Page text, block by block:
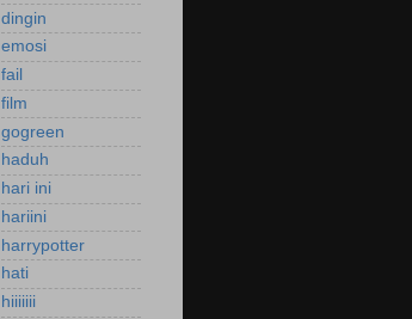
dingin
emosi
fail
film
gogreen
haduh
hari ini
hariini
harrypotter
hati
hiiiiiii